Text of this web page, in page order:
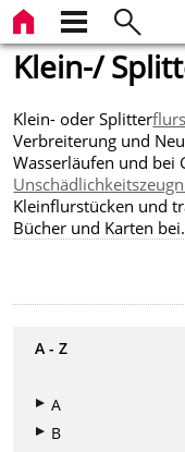
Klein-/
Klein- oder Splitter
Verbreiterung und
Wasserläufen und bei
Kleinflurstücken und
Bücher und Karten bei.
A - Z
A
B